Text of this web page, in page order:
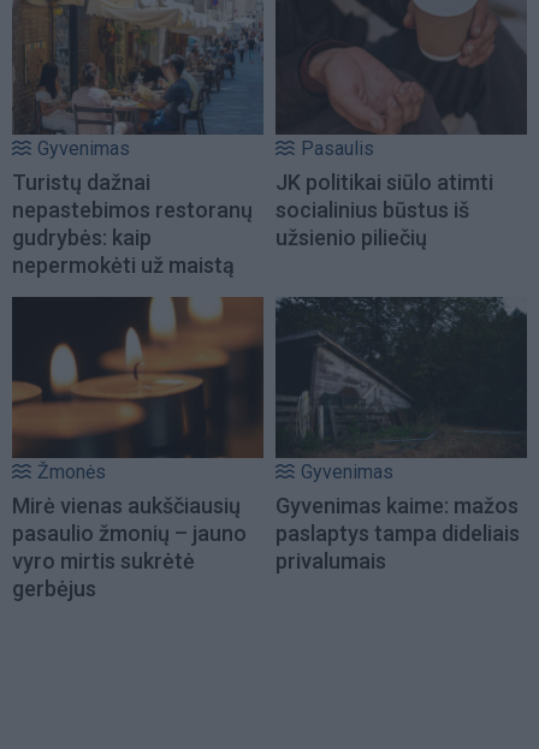
Gyvenimas
Turistų dažnai
nepastebimos restoranų
gudrybės: kaip
nepermokėti už maistą
Pasaulis
JK politikai siūlo atimti
socialinius būstus iš
užsienio piliečių
Žmonės
Mirė vienas aukščiausių
pasaulio žmonių – jauno
vyro mirtis sukrėtė
gerbėjus
Gyvenimas
Gyvenimas kaime: mažos
paslaptys tampa dideliais
privalumais